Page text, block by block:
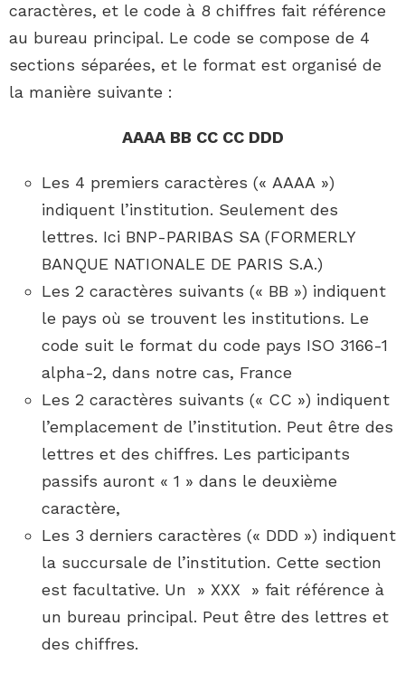
caractères, et le code à 8 chiffres fait référence
au bureau principal. Le code se compose de 4
sections séparées, et le format est organisé de
la manière suivante :
AAAA BB CC CC DDD
Les 4 premiers caractères (« AAAA »)
indiquent l’institution. Seulement des
lettres. Ici BNP-PARIBAS SA (FORMERLY
BANQUE NATIONALE DE PARIS S.A.)
Les 2 caractères suivants (« BB ») indiquent
le pays où se trouvent les institutions. Le
code suit le format du code pays ISO 3166-1
alpha-2, dans notre cas, France
Les 2 caractères suivants (« CC ») indiquent
l’emplacement de l’institution. Peut être des
lettres et des chiffres. Les participants
passifs auront « 1 » dans le deuxième
caractère,
Les 3 derniers caractères (« DDD ») indiquent
la succursale de l’institution. Cette section
est facultative. Un » XXX » fait référence à
un bureau principal. Peut être des lettres et
des chiffres.